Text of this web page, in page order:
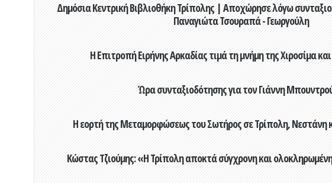
Δημόσια Κεντρική Βιβλιοθήκη Τρίπολης | Αποχώρησε λόγω
Παναγιώτα Τσουραπά - Γεωργούλη
Η Επιτροπή Ειρήνης Αρκαδίας τιμά τη μνήμη της Χιροσίμα
Ώρα συνταξιοδότησης για τον Γιάννη
Η εορτή της Μεταμορφώσεως του Σωτήρος σε Τρίπολη, Νεστάνη
Κώστας Τζιούμης: «Η Τρίπολη αποκτά σύγχρονη και